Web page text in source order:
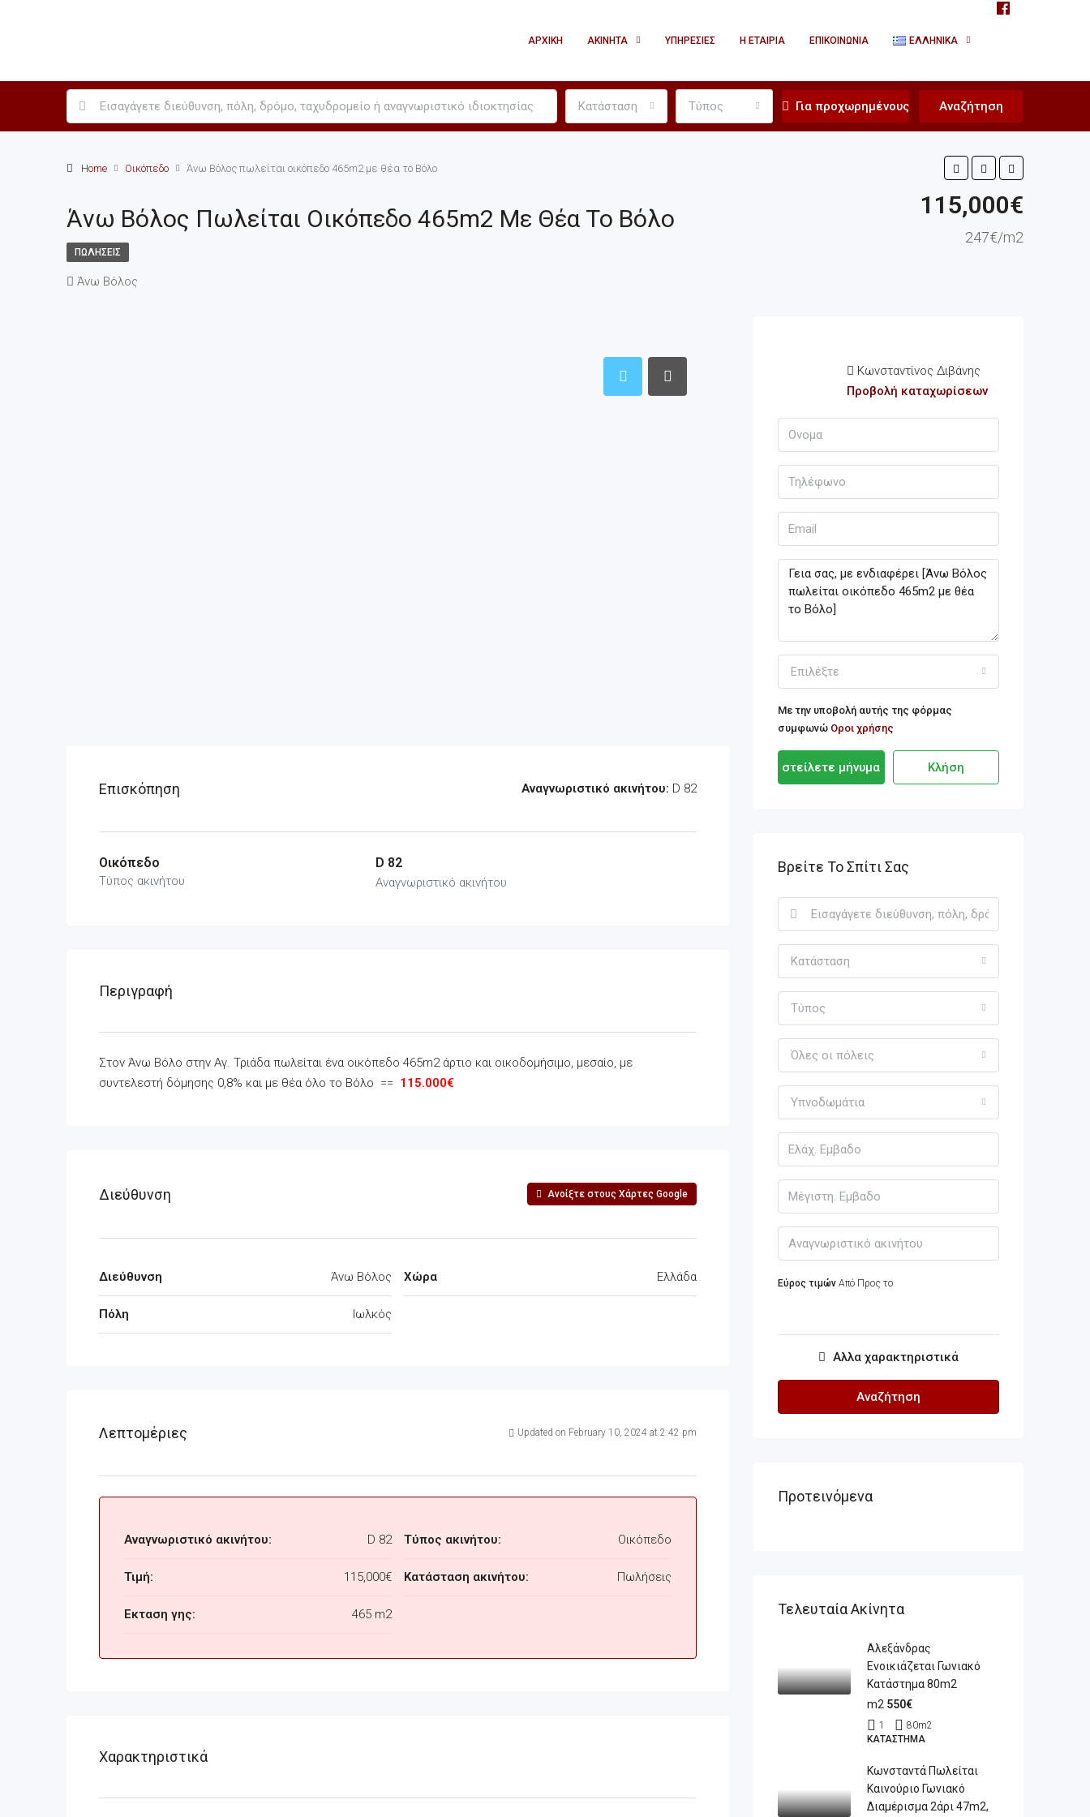
ΑΡΧΙΚΉ ΑΚΊΝΗΤΑ ΥΠΗΡΕΣΊΕΣ Η ΕΤΑΙΡΊΑ ΕΠΙΚΟΙΝΩΝΊΑ ΕΛΛΗΝΙΚΆ
Κατάσταση Τύπος Για προχωρημένους Αναζήτηση
Home Οικόπεδο Άνω Βόλος πωλείται οικόπεδο 465m2 με θέα το Βόλο
Άνω Βόλος Πωλείται Οικόπεδο 465m2 Με Θέα Το Βόλο 115,000€
247€/m2
ΠΩΛΉΣΕΙΣ
Άνω Βόλος
Επισκόπηση Αναγνωριστικό ακινήτου: D 82
Οικόπεδο
Τύπος ακινήτου
D 82
Αναγνωριστικό ακινήτου
Περιγραφή
Στον Άνω Βόλο στην Αγ. Τριάδα πωλείται ένα οικόπεδο 465m2 άρτιο και οικοδομήσιμο, μεσαίο, με
συντελεστή δόμησης 0,8% και με θέα όλο το Βόλο == 115.000€
Διεύθυνση Ανοίξτε στους Χάρτες Google
Διεύθυνση Άνω Βόλος
Πόλη Ιωλκός
Χώρα Ελλάδα
Λεπτομέριες Updated on February 10, 2024 at 2:42 pm
Αναγνωριστικό ακινήτου: D 82
Τιμή: 115,000€
Εκταση γης: 465 m2
Τύπος ακινήτου: Οικόπεδο
Κατάσταση ακινήτου: Πωλήσεις
Χαρακτηριστικά
Κωνσταντίνος Διβάνης
Προβολή καταχωρίσεων
Επιλέξτε
Με την υποβολή αυτής της φόρμας
συμφωνώ Οροι χρήσης
στείλετε μήνυμα Κλήση
Βρείτε Το Σπίτι Σας
Κατάσταση
Τύπος
Όλες οι πόλεις
Υπνοδωμάτια
Εύρος τιμών Από Προς το
Αλλα χαρακτηριστικά
Αναζήτηση
Προτεινόμενα
Τελευταία Ακίνητα
Αλεξάνδρας
Ενοικιάζεται Γωνιακό
Κατάστημα 80m2
m2 550€
1 80m2
ΚΑΤΆΣΤΗΜΑ
Κωνσταντά Πωλείται
Καινούριο Γωνιακό
Διαμέρισμα 2άρι 47m2,